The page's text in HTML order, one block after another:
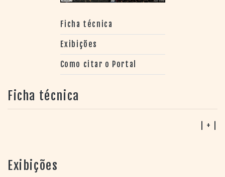
Ficha técnica
Exibições
Como citar o Portal
Ficha técnica
| + |
Exibições